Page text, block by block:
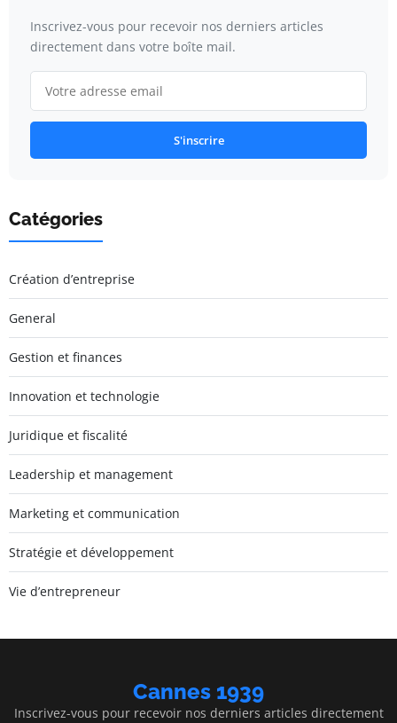
Inscrivez-vous pour recevoir nos derniers articles
directement dans votre boîte mail.
S'inscrire
Catégories
Création d’entreprise
General
Gestion et finances
Innovation et technologie
Juridique et fiscalité
Leadership et management
Marketing et communication
Stratégie et développement
Vie d’entrepreneur
Cannes 1939
Inscrivez-vous pour recevoir nos derniers articles directement